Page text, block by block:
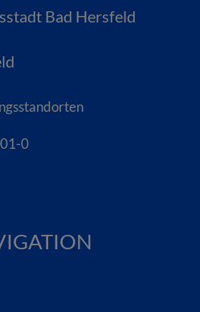
Bad Hersfeld
0